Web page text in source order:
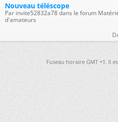
Nouveau téléscope
Par invite52832a78 dans le forum
d'amateurs
Fuseau horaire GMT +1. Il